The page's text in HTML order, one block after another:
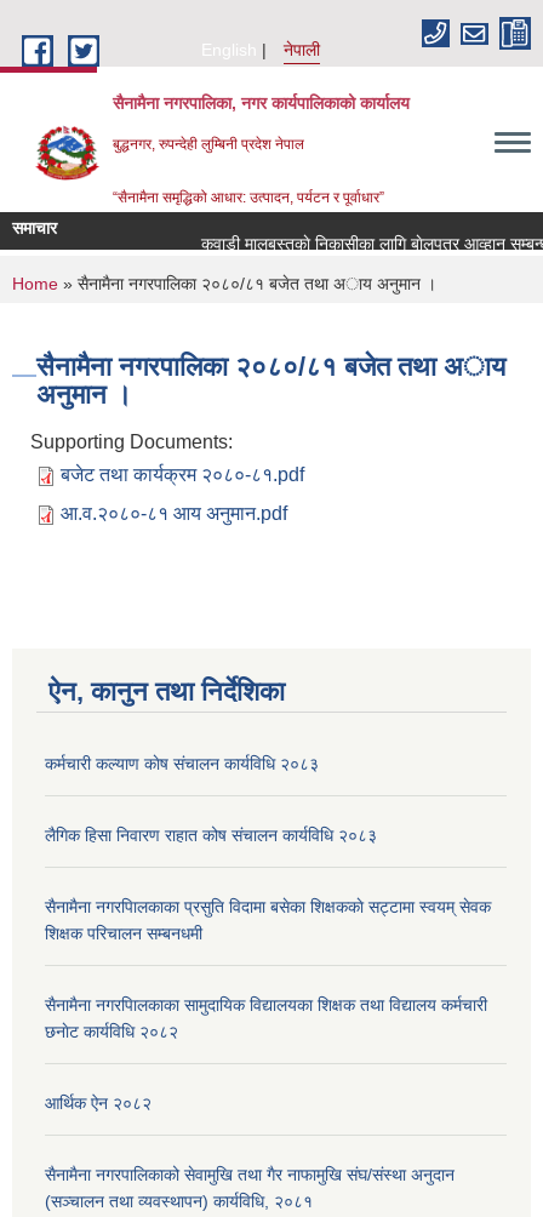
English
नेपाली
सैनामैना नगरपालिका, नगर कार्यपालिकाको कार्यालय
बुद्धनगर, रुपन्देही लुम्बिनी प्रदेश नेपाल
“सैनामैना समृद्धिको आधार: उत्पादन, पर्यटन र पूर्वाधार”
समाचार
कवाडी मालबस्तुकाे निकासीका लागि बाेलपत्र आव्हान
You are here
Home » सैनामैना नगरपालिका २०८०/८१ बजेत तथा अाय अनुमान ‍।
सैनामैना नगरपालिका २०८०/८१ बजेत तथा अाय
अनुमान ‍।
Supporting Documents:
बजेट तथा कार्यक्रम २०८०-८१.pdf
आ.व.२०८०-८१ आय अनुमान.pdf
ऐन, कानुन तथा निर्देशिका
कर्मचारी कल्याण काेष संचालन कार्यविधि २०८३
लैगिक हिसा निवारण राहात कोष संचालन कार्यविधि २०८३
सैनामैना नगरपािलकाका प्रसुति विदामा बसेका शिक्षककाे सट्टामा स्वयम् सेवक
शिक्षक परिचालन सम्बनधमी
सैनामैना नगरपािलकाका सामुदायिक विद्यालयका शिक्षक तथा विद्यालय कर्मचारी
छनाेट कार्यविधि २०८२
आर्थिक ऐन २०८२
सैनामैना नगरपालिकाको सेवामुखि तथा गैर नाफामुखि संघ/संस्था अनुदान
(सञ्चालन तथा व्यवस्थापन) कार्यविधि, २०८१